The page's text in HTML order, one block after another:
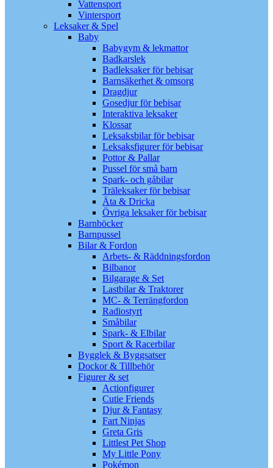
Vattensport
Vintersport
Leksaker & Spel
Baby
Babygym & lekmattor
Badkarslek
Badleksaker för bebisar
Barnsäkerhet & omsorg
Dragdjur
Gosedjur för bebisar
Interaktiva leksaker
Klossar
Leksaksbilar för bebisar
Leksaksfigurer för bebisar
Pottor & Pallar
Pussel för små barn
Spark- och gåbilar
Träleksaker för bebisar
Äta & Dricka
Övriga leksaker för bebisar
Barnböcker
Barnpussel
Bilar & Fordon
Arbets- & Räddningsfordon
Bilbanor
Bilgarage & Set
Lastbilar & Traktorer
MC- & Terrängfordon
Radiostyrt
Småbilar
Spark- & Elbilar
Sport & Racerbilar
Bygglek & Byggsatser
Dockor & Tillbehör
Figurer & set
Actionfigurer
Cutie Friends
Djur & Fantasy
Fart Ninjas
Greta Gris
Littlest Pet Shop
My Little Pony
Pokémon